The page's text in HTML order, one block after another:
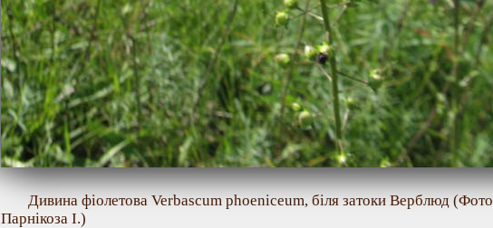
Дивина фіолетова Verbascum phoeniceum, біля затоки Верблюд (Фото
Парнікоза І.)